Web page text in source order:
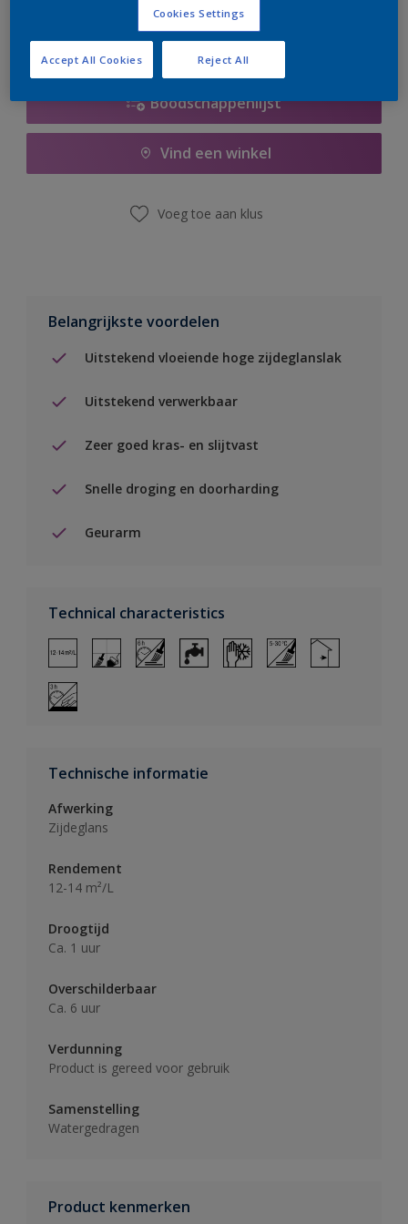
Boodschappenlijst
Vind een winkel
Voeg toe aan klus
Belangrijkste voordelen
Uitstekend vloeiende hoge zijdeglanslak
Uitstekend verwerkbaar
Zeer goed kras- en slijtvast
Snelle droging en doorharding
Geurarm
Technical characteristics
Technische informatie
Afwerking
Zijdeglans
Rendement
12-14 m²/L
Droogtijd
Ca. 1 uur
Overschilderbaar
Ca. 6 uur
Verdunning
Product is gereed voor gebruik
Samenstelling
Watergedragen
Product kenmerken
Cookies Settings
Reject All
Accept All Cookies